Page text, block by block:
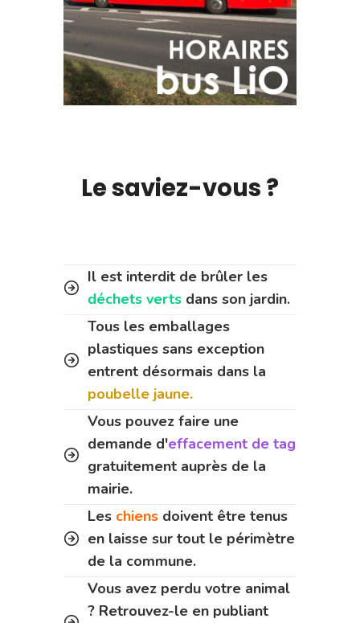
Le saviez-vous ?
Il est interdit de brûler les
déchets verts dans son jardin.
Tous les emballages
plastiques sans exception
entrent désormais dans la
poubelle jaune.
Vous pouvez faire une
demande d'effacement de tag
gratuitement auprès de la
mairie.
Les chiens doivent être tenus
en laisse sur tout le périmètre
de la commune.
Vous avez perdu votre animal
? Retrouvez-le en publiant